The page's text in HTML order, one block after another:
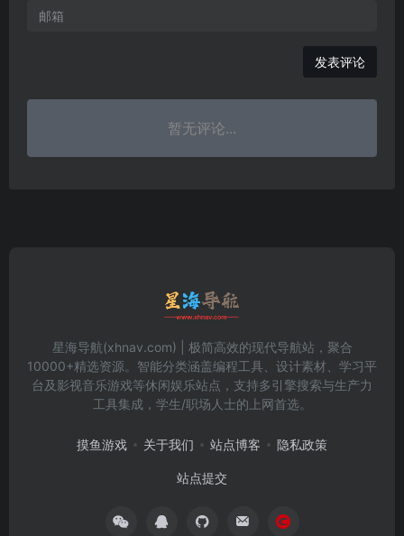
发表评论
暂无评论...
星海导航(xhnav.com) | 极简高效的现代导航站，聚合
10000+精选资源。智能分类涵盖编程工具、设计素材、学习平
台及影视音乐游戏等休闲娱乐站点，支持多引擎搜索与生产力
工具集成，学生/职场人士的上网首选。
摸鱼游戏 关于我们 站点博客 隐私政策
站点提交